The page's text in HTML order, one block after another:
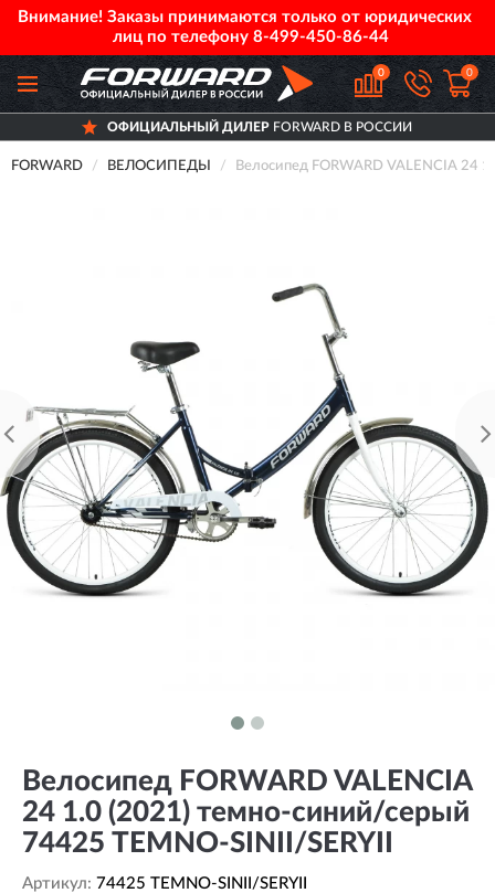
Внимание! Заказы принимаются только от юридических
лиц по телефону 8-499-450-86-44
0 0
ОФИЦИАЛЬНЫЙ ДИЛЕРFORWARD В РОССИИ
FORWARD ВЕЛОСИПЕДЫ Велосипед FORWARD VALENCIA 24
Велосипед FORWARD VALENCIA
24 1.0 (2021) темно-синий/серый
74425 TEMNO-SINII/SERYII
Артикул: 74425 TEMNO-SINII/SERYII